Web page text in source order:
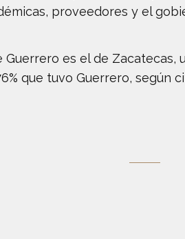
proveedores y el
es el de Zacatecas,
que tuvo Guerrero, según